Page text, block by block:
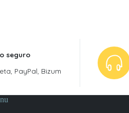
seguro
PayPal, Bizum